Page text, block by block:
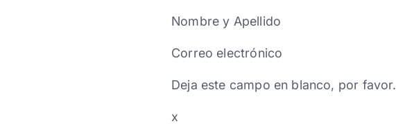
Nombre y Apellido
Correo electrónico
Deja este campo en blanco, por favor.
x